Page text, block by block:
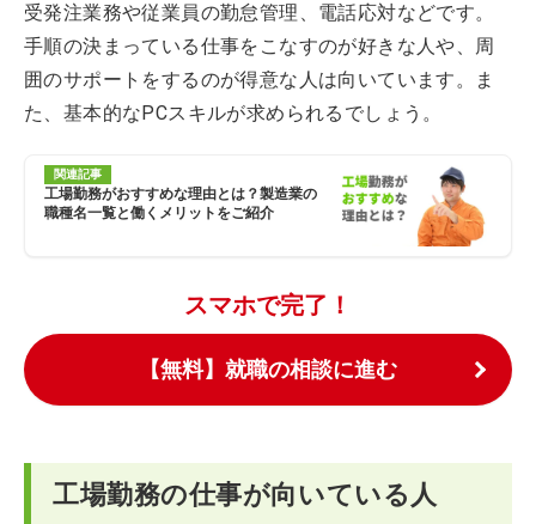
受発注業務や従業員の勤怠管理、電話応対などです。
手順の決まっている仕事をこなすのが好きな人や、周
囲のサポートをするのが得意な人は向いています。ま
た、基本的なPCスキルが求められるでしょう。
関連記事
工場勤務がおすすめな理由とは？製造業の
職種名一覧と働くメリットをご紹介
スマホで完了！
【無料】就職の相談に進む
工場勤務の仕事が向いている人